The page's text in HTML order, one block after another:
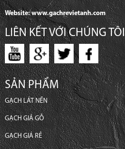
Website: www.gachrevietanh.com
LIÊN KẾT VỚI CHÚNG TÔI
SẢN PHẨM
GẠCH LÁT NỀN
GẠCH GIẢ GỖ
GẠCH GIÁ RẺ